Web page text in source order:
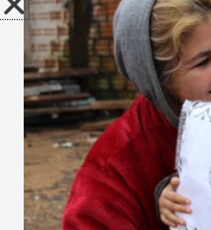
Luzia Ribeiro
Visando incentivar
atendidos pela
os visitantes
todos puderam